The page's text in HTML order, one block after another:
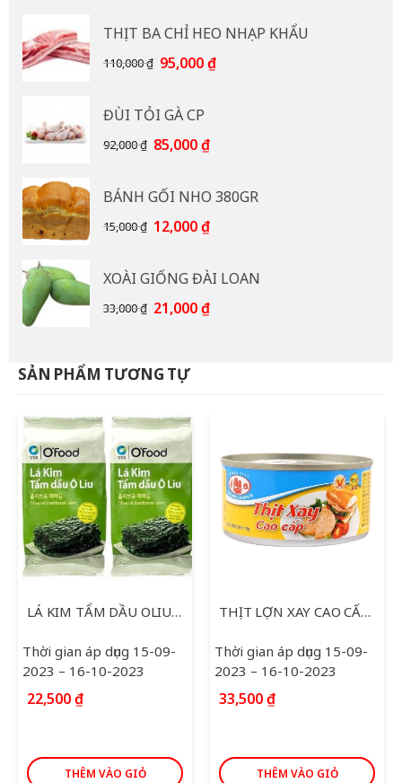
60,000 ₫.là:
55,000 ₫.
THỊT BA CHỈ HEO NHẠP KHẨU
110,000₫ Giá
110,000 ₫.
95,000₫Giá
ĐÙI TỎI GÀ CP
92,000₫ Giá
92,000 ₫.
85,000₫Giá
là:
85,000 ₫.
BÁNH GỐI NHO 380GR
15,000₫ Giá
15,000 ₫.
12,000₫Giá
là:
12,000 ₫.
XOÀI GIỐNG ĐÀI LOAN
33,000₫ Giá
33,000 ₫.
21,000₫Giá
SẢN PHẨM TƯƠNG TỰ
LÁ KIM TẨM DẦU OLIU O’FOOD 2 GÓI * 5 G
Thời gian áp dụng 15-09-
2023 – 16-10-2023
22,500₫
THÊM VÀO GIỎ
THỊT LỢN XAY CAO CẤP 170G
Thời gian áp dụng 15-09-
2023 – 16-10-2023
33,500₫
THÊM VÀO GIỎ